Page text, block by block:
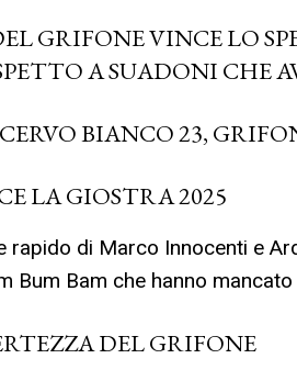
GRIFONE VINCE LO
A SUADONI CHE
BIANCO 23,
LA GIOSTRA 2025
rapido di Marco Innocenti e
Bum Bam che hanno
DEL GRIFONE